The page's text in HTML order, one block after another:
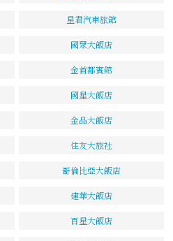
星君汽車旅館
國眾大飯店
金首都賓館
國星大飯店
金品大飯店
住友大旅社
哥倫比亞大飯店
建華大飯店
百星大飯店